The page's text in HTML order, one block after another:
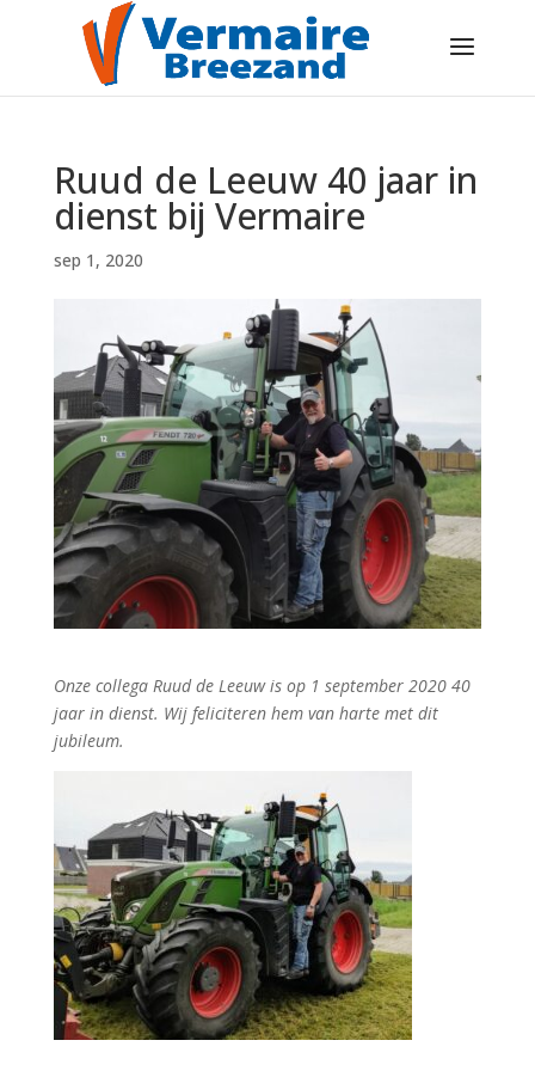
Ruud de Leeuw 40 jaar in
dienst bij Vermaire
sep 1, 2020
Onze collega Ruud de Leeuw is op 1 september 2020 40
jaar in dienst. Wij feliciteren hem van harte met dit
jubileum.